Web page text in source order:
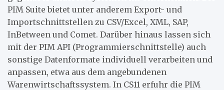
PIM Suite bietet unter anderem Export- und
Importschnittstellen zu CSV/Excel, XML, SAP,
InBetween und Comet. Darüber hinaus lassen sich
mit der PIM API (Programmierschnittstelle) auch
sonstige Datenformate individuell verarbeiten und
anpassen, etwa aus dem angebundenen
Warenwirtschaftssystem. In CS11 erfuhr die PIM